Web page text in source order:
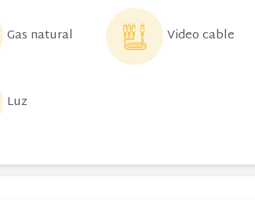
Gas natural
Luz
Video cable